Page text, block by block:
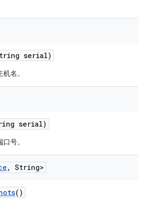
serial)
名。
serial)
号。
, String>
()